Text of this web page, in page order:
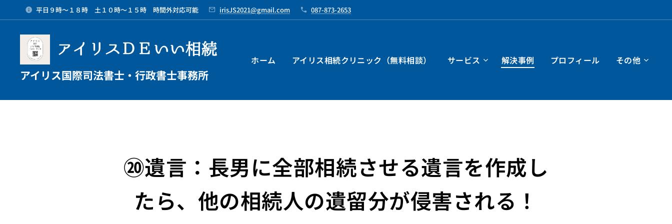
平日９時～１８時 土１０時～１５時 時間外対応可能 irisJS2021@gmail.com 087-873-2653
アイリスＤＥいい相続
アイリス国際司法書士・行政書士事務所
ホーム アイリス相続クリニック（無料相談） サービス 解決事例 プロフィール その他
⑳遺言：長男に全部相続させる遺言を作成し
たら、他の相続人の遺留分が侵害される！